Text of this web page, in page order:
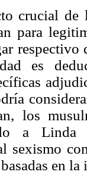
crucial
para
es
los
a
sexismo
en